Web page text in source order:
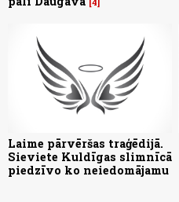
Laime pārvēršas traģēdijā.
Sieviete Kuldīgas slimnīcā
piedzīvo ko neiedomājamu